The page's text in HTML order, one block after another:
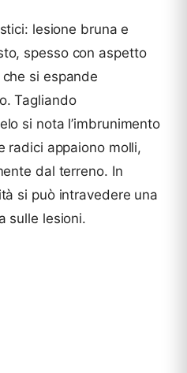
lesione bruna e
spesso con aspetto
che si espande
Tagliando
si nota l’imbrunimento
radici appaiono molli,
dal terreno. In
si può intravedere una
sulle lesioni.